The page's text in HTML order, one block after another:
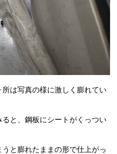
は写真の様に激しく膨れてい
と、鋼板にシートがくっつい
と膨れたままの形で仕上がっ